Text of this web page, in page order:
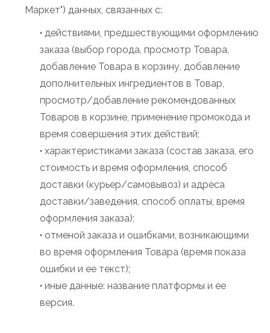
Маркет") данных, связанных с:
· действиями, предшествующими оформлению
заказа (выбор города, просмотр Товара,
добавление Товара в корзину, добавление
дополнительных ингредиентов в Товар,
просмотр/добавление рекомендованных
Товаров в корзине, применение промокода и
время совершения этих действий;
· характеристиками заказа (состав заказа, его
стоимость и время оформления, способ
доставки (курьер/самовывоз) и адреса
доставки/заведения, способ оплаты, время
оформления заказа);
· отменой заказа и ошибками, возникающими
во время оформления Товара (время показа
ошибки и ее текст);
· иные данные: название платформы и ее
версия.